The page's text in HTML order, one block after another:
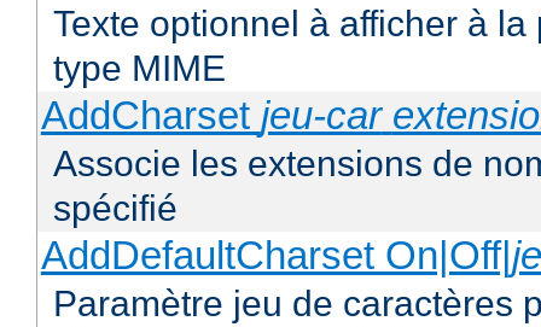
Texte optionnel à afficher à
type MIME
AddCharset jeu-car
Associe les extensions de
spécifié
AddDefaultCharset On|Off|
Paramètre jeu de caractères